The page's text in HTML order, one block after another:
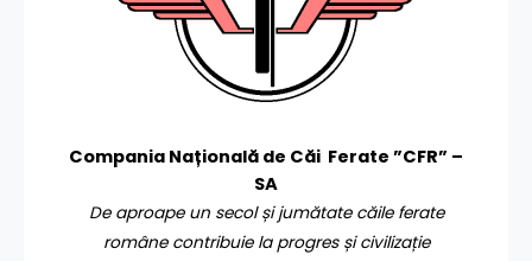
Compania Națională de Căi Ferate ”CFR” –
SA
De aproape un secol și jumătate căile ferate
române contribuie la progres și civilizație